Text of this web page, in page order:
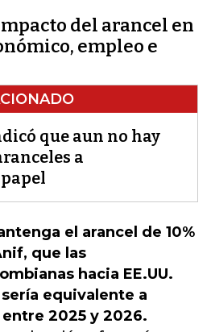
del arancel en
empleo e
que aun no hay
a
el arancel de 10%
que las
hacia EE.UU.
equivalente a
entre 2025 y 2026.